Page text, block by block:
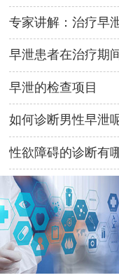
专家讲解：治疗早
早泄患者在治疗期
早泄的检查项目
如何诊断男性早泄
性欲障碍的诊断有